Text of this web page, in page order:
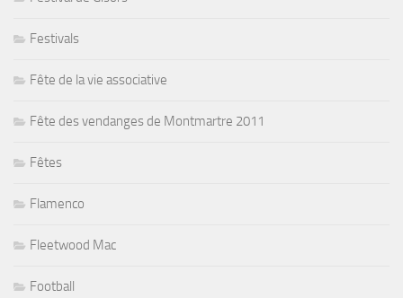
Festivals
Fête de la vie associative
Fête des vendanges de Montmartre 2011
Fêtes
Flamenco
Fleetwood Mac
Football